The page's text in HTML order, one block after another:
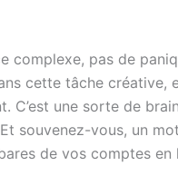
complexe, pas de
cette tâche
C’est une sorte de
souvenez-vous, un
de vos comptes en